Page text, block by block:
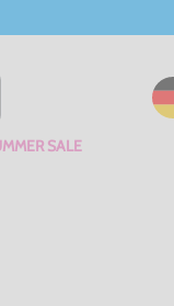
SALE